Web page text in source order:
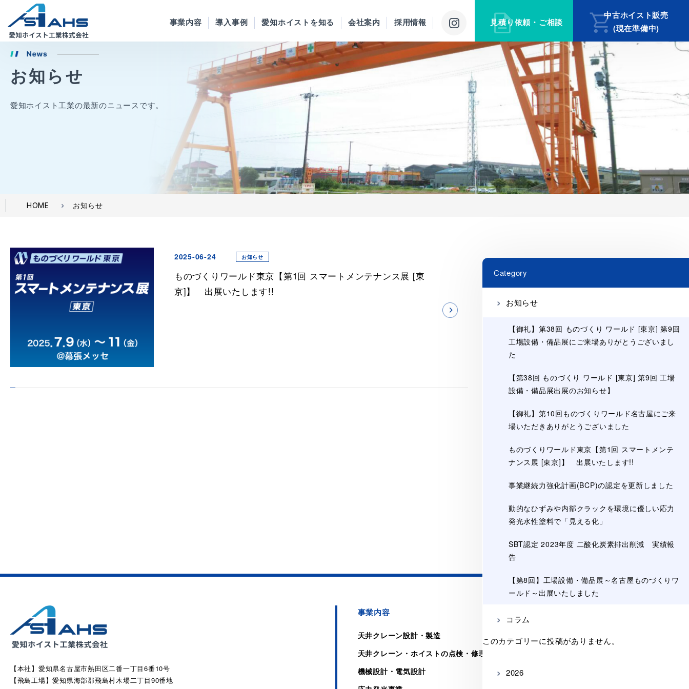
事業内容 導入事例 愛知ホイストを知る 会社案内 採用情報 見積り依頼・ご相談
中古ホイスト販売
(現在準備中)
お知らせ
愛知ホイスト工業の最新のニュースです。
HOME お知らせ
2025-06-24 お知らせ
ものづくりワールド東京【第1回 スマートメンテナンス展 [東
京]】 出展いたします!!
Category
お知らせ
【御礼】第38回 ものづくり ワールド [東京] 第9回
工場設備・備品展にご来場ありがとうございまし
た
【第38回 ものづくり ワールド [東京] 第9回 工場
設備・備品展出展のお知らせ】
【御礼】第10回ものづくりワールド名古屋にご来
場いただきありがとうございました
ものづくりワールド東京【第1回 スマートメンテ
ナンス展 [東京]】 出展いたします!!
事業継続力強化計画(BCP)の認定を更新しました
動的なひずみや内部クラックを環境に優しい応力
発光水性塗料で「見える化」
SBT認定 2023年度 二酸化炭素排出削減 実績報
告
【第8回】工場設備・備品展～名古屋ものづくりワ
ールド～出展いたしました
コラム
このカテゴリーに投稿がありません。
2026
【本社】愛知県名古屋市熱田区二番一丁目6番10号
【飛島工場】愛知県海部郡飛島村木場二丁目90番地
事業内容
天井クレーン設計・製造
天井クレーン・ホイストの点検・修理
機械設計・電気設計
愛知ホイストを知る